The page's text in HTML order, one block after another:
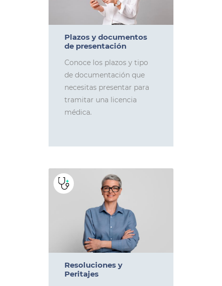
Plazos y documentos
de presentación
Conoce los plazos y tipo
de documentación que
necesitas presentar para
tramitar una licencia
médica.
Resoluciones y
Peritajes